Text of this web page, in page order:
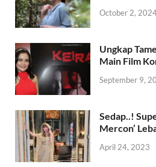
October 2,
Ungkap
Main Film
September 9,
Sedap..!
Mercon’
April 24, 2023